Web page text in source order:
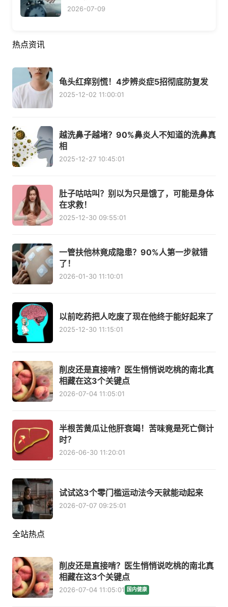
2026-07-09
热点资讯
龟头红痒别慌！4步辨炎症5招彻底防复发
2025-12-02 11:00:01
越洗鼻子越堵？90%鼻炎人不知道的洗鼻真
相
2025-12-27 10:45:01
肚子咕咕叫？别以为只是饿了，可能是身体
在求救！
2025-12-30 09:55:01
一管扶他林竟成隐患？90%人第一步就错
了！
2026-01-30 11:10:01
以前吃药把人吃废了现在他终于能好起来了
2025-12-30 11:15:01
削皮还是直接啃？医生悄悄说吃桃的南北真
相藏在这3个关键点
2026-07-04 11:05:01
半根苦黄瓜让他肝衰竭！苦味竟是死亡倒计
时？
2026-06-30 11:20:01
试试这3个零门槛运动法今天就能动起来
2026-07-07 09:25:01
全站热点
削皮还是直接啃？医生悄悄说吃桃的南北真
相藏在这3个关键点
2026-07-04 11:05:01 国内健康